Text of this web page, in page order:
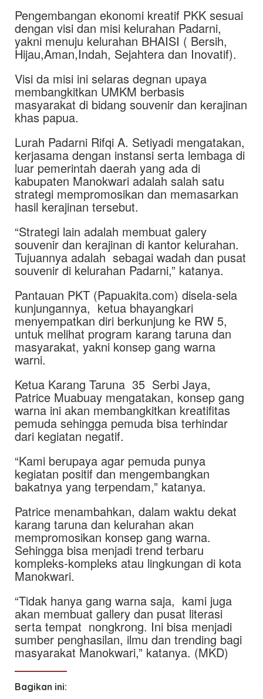
Pengembangan ekonomi kreatif PKK sesuai
dengan visi dan misi kelurahan Padarni,
yakni menuju kelurahan BHAISI ( Bersih,
Hijau,Aman,Indah, Sejahtera dan Inovatif).
Visi da misi ini selaras degnan upaya
membangkitkan UMKM berbasis
masyarakat di bidang souvenir dan kerajinan
khas papua.
Lurah Padarni Rifqi A. Setiyadi mengatakan,
kerjasama dengan instansi serta lembaga di
luar pemerintah daerah yang ada di
kabupaten Manokwari adalah salah satu
strategi mempromosikan dan memasarkan
hasil kerajinan tersebut.
“Strategi lain adalah membuat galery
souvenir dan kerajinan di kantor kelurahan.
Tujuannya adalah sebagai wadah dan pusat
souvenir di kelurahan Padarni,” katanya.
Pantauan PKT (Papuakita.com) disela-sela
kunjungannya, ketua bhayangkari
menyempatkan diri berkunjung ke RW 5,
untuk melihat program karang taruna dan
masyarakat, yakni konsep gang warna
warni.
Ketua Karang Taruna 35 Serbi Jaya,
Patrice Muabuay mengatakan, konsep gang
warna ini akan membangkitkan kreatifitas
pemuda sehingga pemuda bisa terhindar
dari kegiatan negatif.
“Kami berupaya agar pemuda punya
kegiatan positif dan mengembangkan
bakatnya yang terpendam,” katanya.
Patrice menambahkan, dalam waktu dekat
karang taruna dan kelurahan akan
mempromosikan konsep gang warna.
Sehingga bisa menjadi trend terbaru
kompleks-kompleks atau lingkungan di kota
Manokwari.
“Tidak hanya gang warna saja, kami juga
akan membuat gallery dan pusat literasi
serta tempat nongkrong. Ini bisa menjadi
sumber penghasilan, ilmu dan trending bagi
masyarakat Manokwari,” katanya. (MKD)
Bagikan ini: